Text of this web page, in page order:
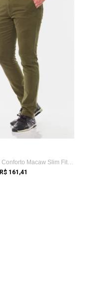
Calça Sarja Conforto Macaw Slim Fit 7898 Verde
R$ 161,41